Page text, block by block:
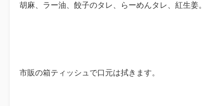
胡麻、ラー油、餃子のタレ、らーめんタレ、紅生姜。
市販の箱ティッシュで口元は拭きます。